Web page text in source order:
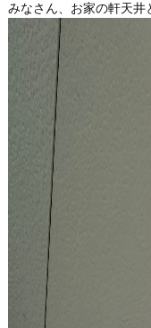
みなさん、お家の軒天井